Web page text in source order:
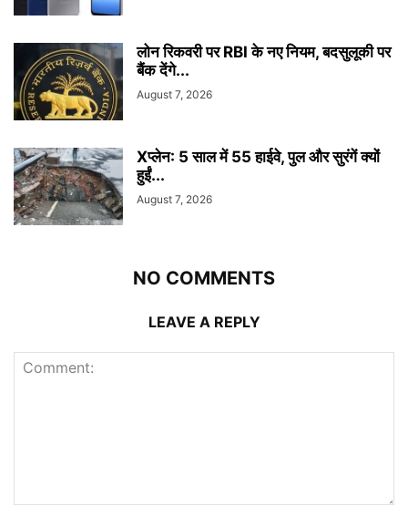
लोन रिकवरी पर RBI के नए नियम, बदसुलूकी पर
बैंक देंगे...
August 7, 2026
Xप्लेन: 5 साल में 55 हाईवे, पुल और सुरंगें क्यों
हुईं...
August 7, 2026
NO COMMENTS
LEAVE A REPLY